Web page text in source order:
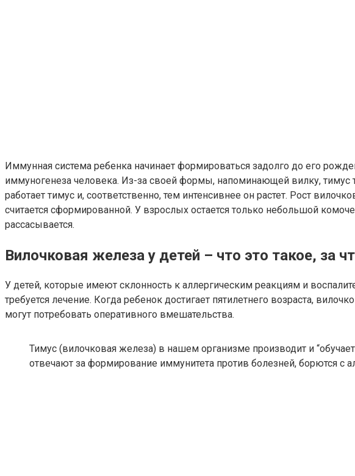
Иммунная система ребенка начинает формироваться задолго до его
иммуногенеза человека. Из-за своей формы, напоминающей вилку,
работает тимус и, соответственно, тем интенсивнее он растет. Рост
считается сформированной. У взрослых остается только небольшой
рассасывается.
Вилочковая железа у детей – что это такое, за
У детей, которые имеют склонность к аллергическим реакциям и
требуется лечение. Когда ребенок достигает пятилетнего возраста,
могут потребовать оперативного вмешательства.
Тимус (вилочковая железа) в нашем организме производит и
отвечают за формирование иммунитета против болезней, борются с